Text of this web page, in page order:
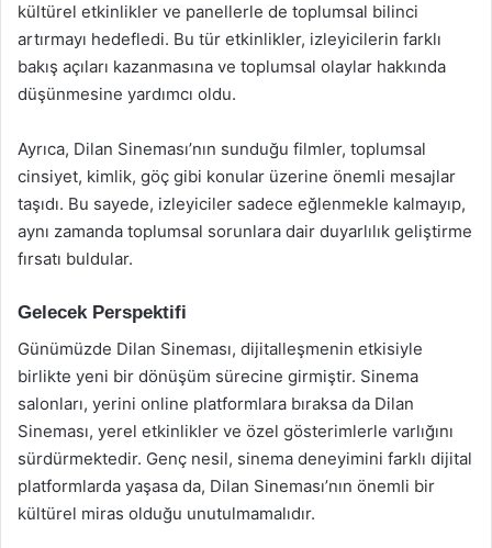
kültürel etkinlikler ve panellerle de toplumsal bilinci
artırmayı hedefledi. Bu tür etkinlikler, izleyicilerin farklı
bakış açıları kazanmasına ve toplumsal olaylar hakkında
düşünmesine yardımcı oldu.
Ayrıca, Dilan Sineması’nın sunduğu filmler, toplumsal
cinsiyet, kimlik, göç gibi konular üzerine önemli mesajlar
taşıdı. Bu sayede, izleyiciler sadece eğlenmekle kalmayıp,
aynı zamanda toplumsal sorunlara dair duyarlılık geliştirme
fırsatı buldular.
Gelecek Perspektifi
Günümüzde Dilan Sineması, dijitalleşmenin etkisiyle
birlikte yeni bir dönüşüm sürecine girmiştir. Sinema
salonları, yerini online platformlara bıraksa da Dilan
Sineması, yerel etkinlikler ve özel gösterimlerle varlığını
sürdürmektedir. Genç nesil, sinema deneyimini farklı dijital
platformlarda yaşasa da, Dilan Sineması’nın önemli bir
kültürel miras olduğu unutulmamalıdır.